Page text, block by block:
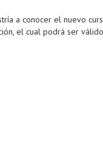
a conocer el nuevo
el cual podrá ser